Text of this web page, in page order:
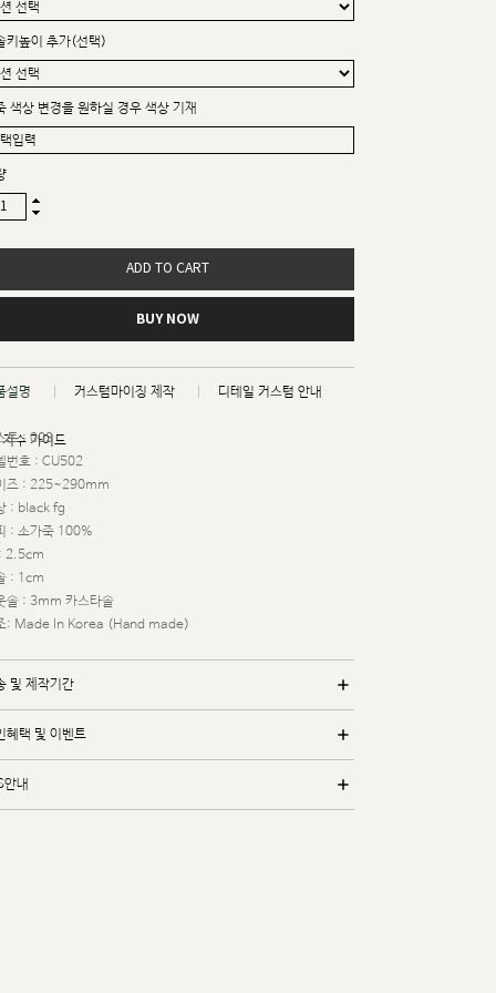
키높이 추가(선택)
색상 변경을 원하실 경우 색상 기재
ADD TO CART
BUY NOW
설명 커스텀마이징 제작 디테일 커스텀 안내
치수 가이드
트 : 003
번호 : CU502
즈 : 225~290mm
: black fg
: 소가죽 100%
2.5cm
: 1cm
솔 : 3mm 카스타솔
: Made In Korea (Hand made)
및 제작기간
혜택 및 이벤트
내